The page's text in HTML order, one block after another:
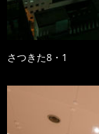
さつきた8・1